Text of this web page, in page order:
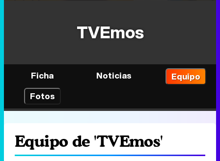
TVEmos
Ficha Noticias
Equipo
Fotos
Equipo de 'TVEmos'